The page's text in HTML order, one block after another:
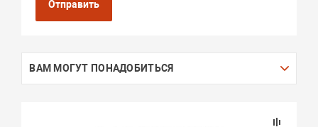
Отправить
ВАМ МОГУТ ПОНАДОБИТЬСЯ